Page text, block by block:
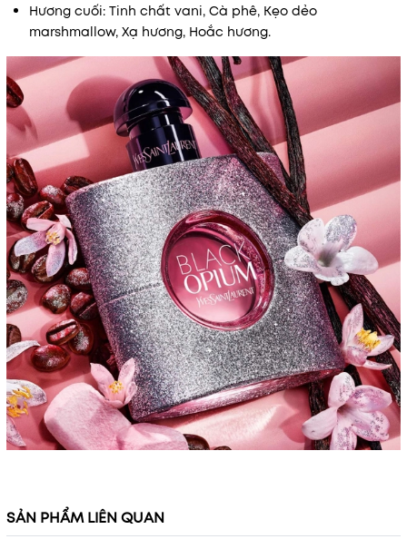
Hương cuối: Tinh chất vani, Cà phê, Kẹo dẻo
marshmallow, Xạ hương, Hoắc hương.
SẢN PHẨM LIÊN QUAN